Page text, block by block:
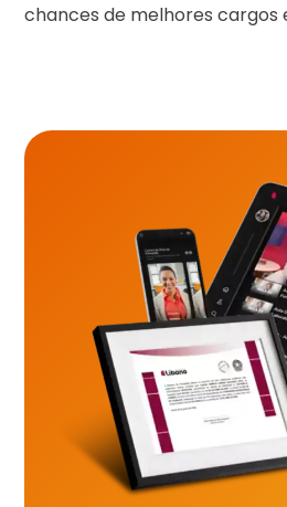
chances de melhores cargos